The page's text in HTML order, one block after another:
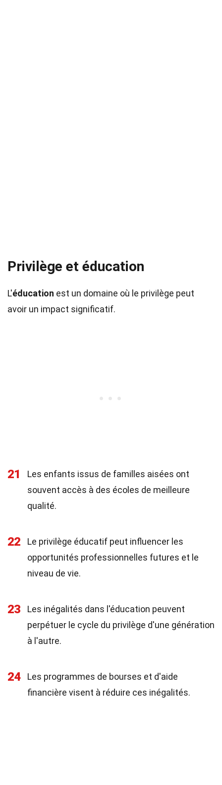
Privilège et éducation
L'éducation est un domaine où le privilège peut
avoir un impact significatif.
21
Les enfants issus de familles aisées ont
souvent accès à des écoles de meilleure
qualité.
22
Le privilège éducatif peut influencer les
opportunités professionnelles futures et le
niveau de vie.
23
Les inégalités dans l'éducation peuvent
perpétuer le cycle du privilège d'une génération
à l'autre.
24
Les programmes de bourses et d'aide
financière visent à réduire ces inégalités.